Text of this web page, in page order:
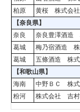
柏原
黄桜 株式会
【奈良県】
奈良
奈良豊澤酒造
葛城
梅乃宿酒造
葛城
五條酒造 株
【和歌山県】
海南
中野ＢＣ 株
粉河
株式会社 吉村